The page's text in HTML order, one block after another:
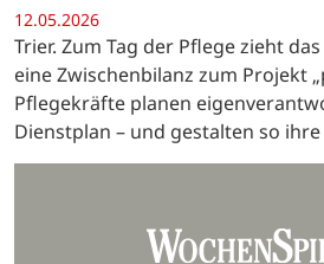
12.05.2026
Trier. Zum Tag der Pflege zieht
eine Zwischenbilanz zum Projekt
Pflegekräfte planen
Dienstplan – und gestalten so
von innen heraus mit.